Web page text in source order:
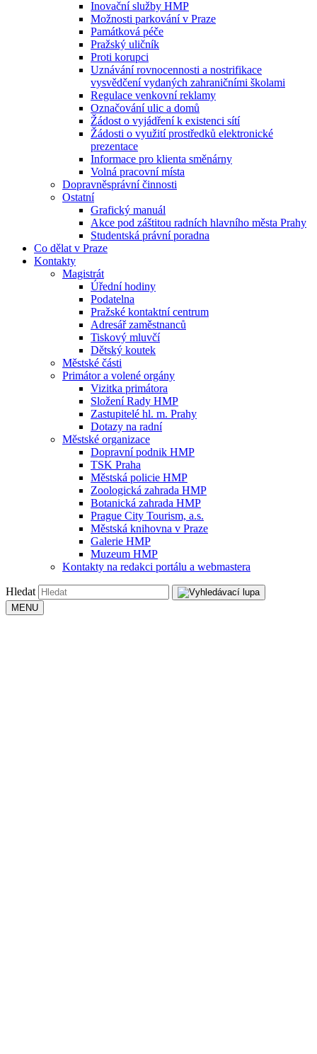
Inovační služby HMP
Možnosti parkování v Praze
Památková péče
Pražský uličník
Proti korupci
Uznávání rovnocennosti a nostrifikace
vysvědčení vydaných zahraničními školami
Regulace venkovní reklamy
Označování ulic a domů
Žádost o vyjádření k existenci sítí
Žádosti o využití prostředků elektronické
prezentace
Informace pro klienta směnárny
Volná pracovní místa
Dopravněsprávní činnosti
Ostatní
Grafický manuál
Akce pod záštitou radních hlavního města Prahy
Studentská právní poradna
Co dělat v Praze
Kontakty
Magistrát
Úřední hodiny
Podatelna
Pražské kontaktní centrum
Adresář zaměstnanců
Tiskový mluvčí
Dětský koutek
Městské části
Primátor a volené orgány
Vizitka primátora
Složení Rady HMP
Zastupitelé hl. m. Prahy
Dotazy na radní
Městské organizace
Dopravní podnik HMP
TSK Praha
Městská policie HMP
Zoologická zahrada HMP
Botanická zahrada HMP
Prague City Tourism, a.s.
Městská knihovna v Praze
Galerie HMP
Muzeum HMP
Kontakty na redakci portálu a webmastera
Hledat
MENU